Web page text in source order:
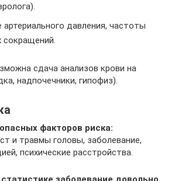
артериального давления, частоты
сокращений.
сдача анализов крови на
надпочечники, гипофиз).
факторов риска:
и травмы головы, заболевание,
психические расстройства.